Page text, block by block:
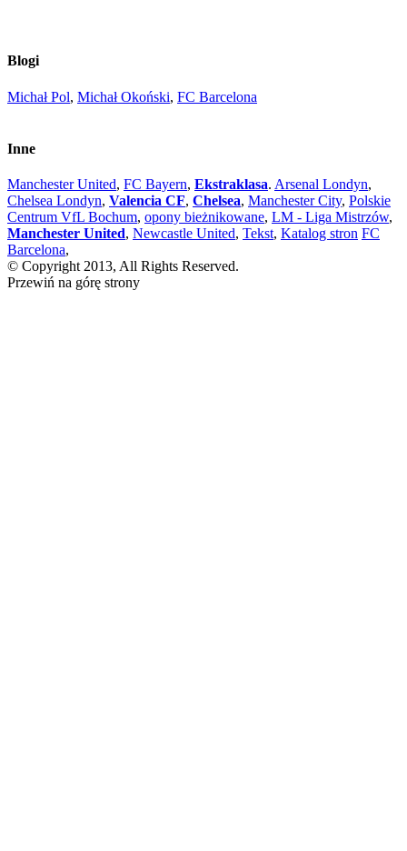
Blogi
Michał Pol, Michał Okoński, FC Barcelona
Inne
Manchester United, FC Bayern, Ekstraklasa. Arsenal Londyn,
Chelsea Londyn, Valencia CF, Chelsea, Manchester City, Polskie
Centrum VfL Bochum, opony bieżnikowane, LM - Liga Mistrzów,
Manchester United, Newcastle United, Tekst, Katalog stron FC
Barcelona,
© Copyright 2013, All Rights Reserved.
Przewiń na górę strony